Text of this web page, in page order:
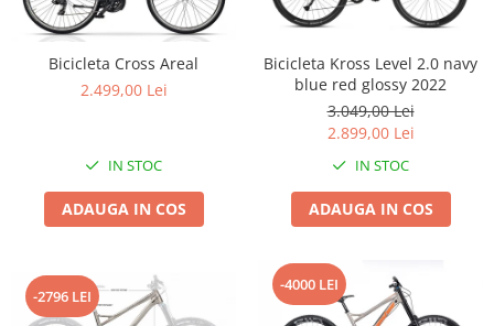
Manete schimbător
Manșoane și ghidolină
Ghidolină
Accesorii
Pinioane
Pipe
Roți spate
Bicicleta Cross Areal
2.499,00 Lei
IN STOC
ADAUGA IN COS
Bicicleta Kross Level 2.0 navy
blue red glossy 2022
3.049,00 Lei
2.899,00 Lei
IN STOC
ADAUGA IN COS
-2796 LEI
-4000 LEI